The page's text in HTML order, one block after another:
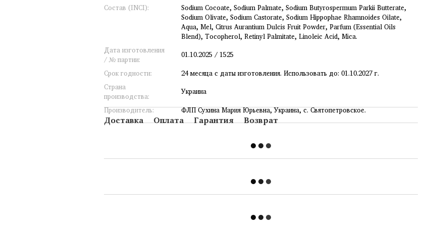
Состав (INCI):
Sodium Cocoate, Sodium Palmate, Sodium Butyrospermum Parkii Butterate,
Sodium Olivate, Sodium Castorate, Sodium Hippophae Rhamnoides Oilate,
Aqua, Mel, Citrus Aurantium Dulcis Fruit Powder, Parfum (Essential Oils
Blend), Tocopherol, Retinyl Palmitate, Linoleic Acid, Mica.
Дата изготовления
/ № партии:
01.10.2025 / 1525
Срок годности:
24 месяца с даты изготовления. Использовать до: 01.10.2027 г.
Страна
производства:
Украина
Производитель:
ФЛП Сухина Мария Юрьевна, Украина, с. Святопетровское.
Доставка Оплата Гарантия Возврат